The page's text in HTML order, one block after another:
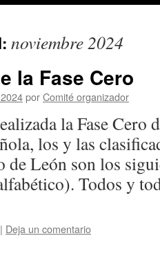
noviembre 2024
la Fase Cero
porComité organizador
la Fase Cero
los y las
de León son los
Todos y
| Deja un comentario